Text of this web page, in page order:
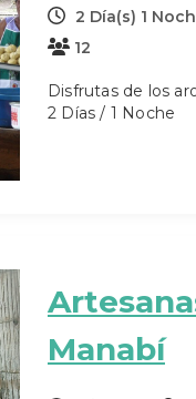
2 Día(s) 1
12
Disfrutas de los
2 Días / 1 Noche
Manabí